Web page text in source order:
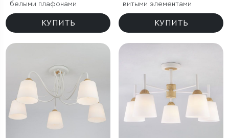
белыми плафонами
КУПИТЬ
витыми элементами
КУПИТЬ